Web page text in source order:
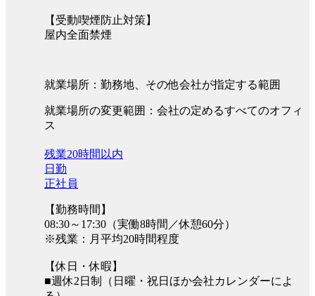
【受動喫煙防止対策】
屋内全面禁煙
就業場所：勤務地、その他会社が指定する範囲
就業場所の変更範囲：会社の定めるすべてのオフィ
ス
残業20時間以内
日勤
正社員
【勤務時間】
08:30～17:30（実働8時間／休憩60分）
※残業：月平均20時間程度
【休日・休暇】
■週休2日制（日曜・祝日ほか会社カレンダーによ